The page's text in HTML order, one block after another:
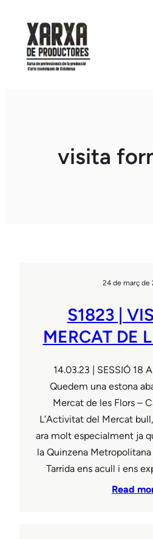
contingut
visita
24 de març de
S1823 |
MERCAT DE
14.03.23 | SESSIÓ 18
Quedem una estona
Mercat de les Flors –
L’Activitat del Mercat
ara molt especialment ja
la Quinzena Metropolitana
Tarrida ens acull i ens
Read